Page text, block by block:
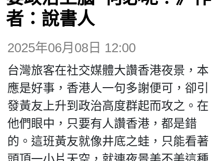
博客
視頻
昔日
系列
者：說書人
2025年06月08日 12:00
台灣旅客在社交媒體大讚香港夜景，本
應是好事，香港人一句多謝便可，卻引
發黃友上升到政治高度群起而攻之。在
他們眼中，只要有人讚香港，都是錯
的。這班黃友就像井底之蛙，只能看著